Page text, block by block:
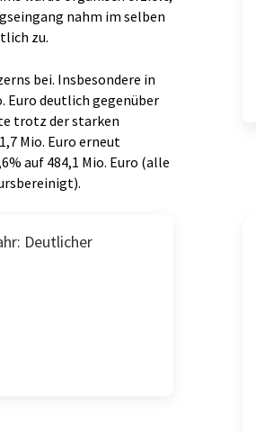
nahm im selben
zu.
bei. Insbesondere in
Euro deutlich gegenüber
trotz der starken
Mio. Euro erneut
auf 484,1 Mio. Euro (alle
Deutlicher